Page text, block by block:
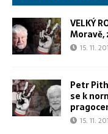
VELKÝ
15. 11.
Petr
se k
15. 11.